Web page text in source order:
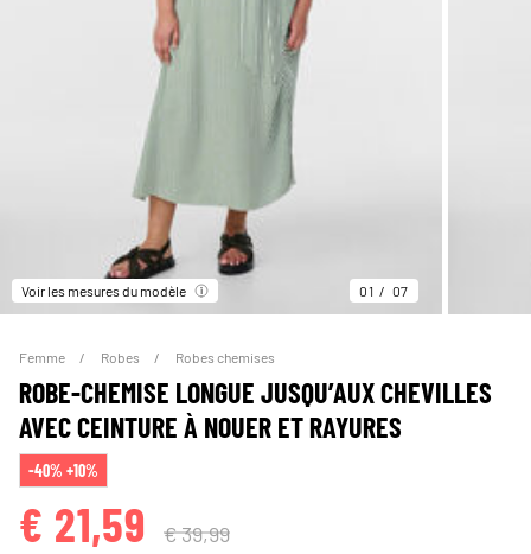
Voir les mesures du modèle 01 07
Femme Robes Robes chemises
ROBE-CHEMISE LONGUE JUSQU’AUX CHEVILLES
AVEC CEINTURE À NOUER ET RAYURES
-40% +10%
€ 21,59 € 39,99